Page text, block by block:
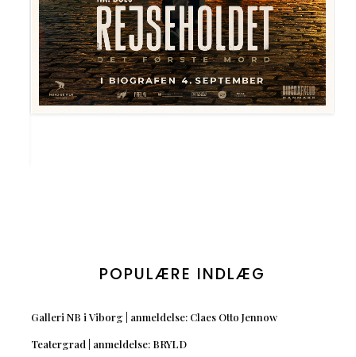
POPULÆRE INDLÆG
Galleri NB i Viborg | anmeldelse: Claes Otto Jennow
Teatergrad | anmeldelse: BRYLD